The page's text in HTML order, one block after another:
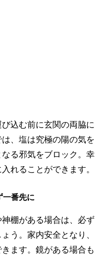
込む前に玄関の両脇に
、塩は究極の陽の気を
る邪気をブロック。幸
れることができます。
一番先に
棚がある場合は、必ず
う。家内安全となり、
ます。鏡がある場合も